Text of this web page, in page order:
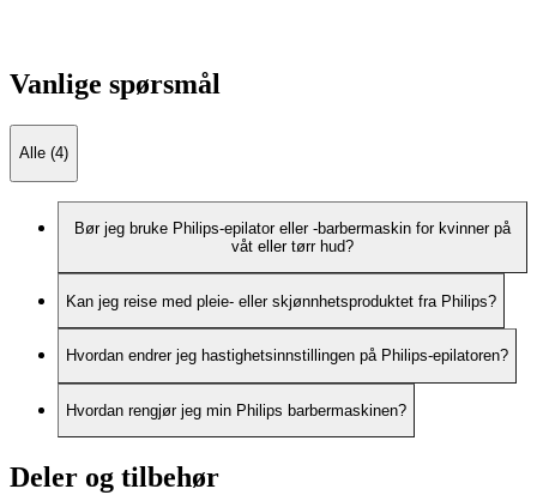
Vanlige spørsmål
Alle (4)
Bør jeg bruke Philips-epilator eller -barbermaskin for kvinner på
våt eller tørr hud?
Kan jeg reise med pleie- eller skjønnhetsproduktet fra Philips?
Hvordan endrer jeg hastighetsinnstillingen på Philips-epilatoren?
Hvordan rengjør jeg min Philips barbermaskinen?
Deler og tilbehør